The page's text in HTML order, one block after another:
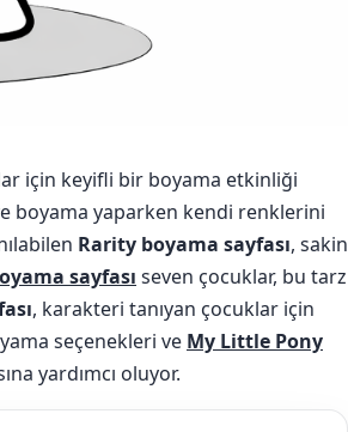
için keyifli bir boyama etkinliği
boyama yaparken kendi renklerini
Rarity boyama sayfası, sakin
sayfası seven çocuklar, bu tarz
, karakteri tanıyan çocuklar için
seçenekleri ve My Little Pony
yardımcı oluyor.